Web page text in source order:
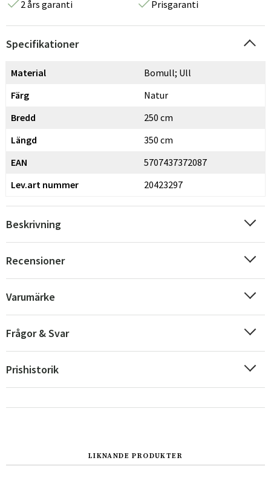
2 års garanti
Prisgaranti
Specifikationer
Material
Bomull; Ull
Färg
Natur
Bredd
250 cm
Längd
350 cm
EAN
5707437372087
Lev.art nummer
20423297
Beskrivning
Recensioner
Varumärke
Frågor & Svar
Prishistorik
LIKNANDE PRODUKTER